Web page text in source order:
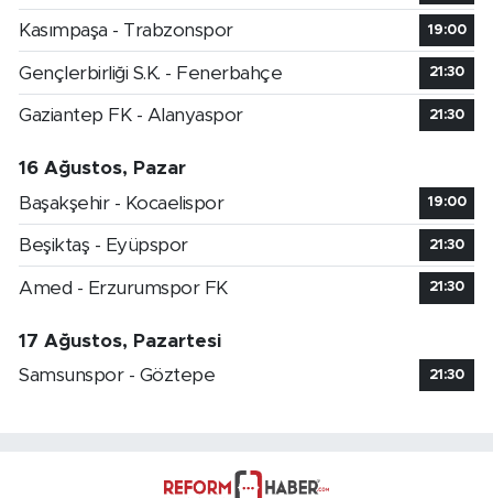
Kasımpaşa - Trabzonspor 19:00
Gençlerbirliği S.K. - Fenerbahçe 21:30
Gaziantep FK - Alanyaspor 21:30
16 Ağustos, Pazar
Başakşehir - Kocaelispor
19:00
Beşiktaş - Eyüpspor 21:30
Amed - Erzurumspor FK 21:30
17 Ağustos, Pazartesi
Samsunspor - Göztepe
21:30